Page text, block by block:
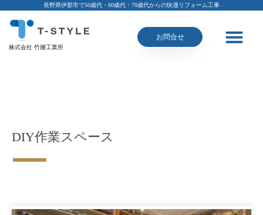
長野県伊那市で50歳代・60歳代・70歳代からの快適リフォーム工事
株式会社 竹腰工業所
お問合せ
DIY作業スペース